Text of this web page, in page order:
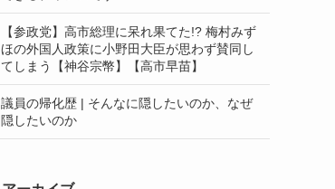
【参政党】高市総理に呆れ果てた!? 梅村みず
ほの外国人政策に小野田大臣が思わず賛同し
てしまう【神谷宗幣】【高市早苗】
議員の帰化歴 | そんなに隠したいのか、なぜ
隠したいのか